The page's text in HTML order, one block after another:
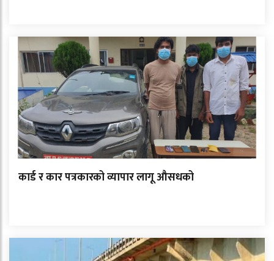
कार्ड र कार पत्रकारको व्यापार लागू औसधको